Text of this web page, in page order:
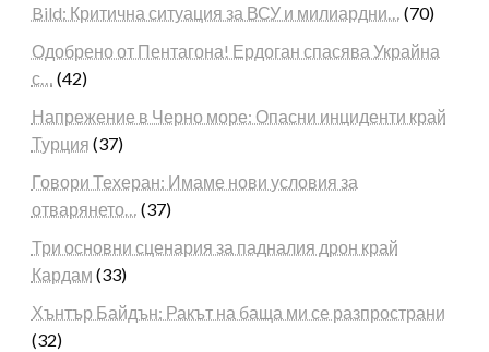
Bild: Критична ситуация за ВСУ и милиардни… (70)
Одобрено от Пентагона! Ердоган спасява Украйна
с… (42)
Напрежение в Черно море: Опасни инциденти край
Турция (37)
Говори Техеран: Имаме нови условия за
отварянето… (37)
Три основни сценария за падналия дрон край
Кардам (33)
Хънтър Байдън: Ракът на баща ми се разпространи
(32)